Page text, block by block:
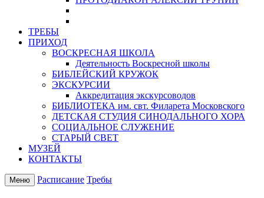
ТРЕБЫ
ПРИХОД
ВОСКРЕСНАЯ ШКОЛА
Деятельность Воскресной школы
БИБЛЕЙСКИЙ КРУЖОК
ЭКСКУРСИИ
Аккредитация экскурсоводов
БИБЛИОТЕКА им. свт. Филарета Московского
ДЕТСКАЯ СТУДИЯ СИНОДАЛЬНОГО ХОРА
СОЦИАЛЬНОЕ СЛУЖЕНИЕ
СТАРЫЙ СВЕТ
МУЗЕЙ
КОНТАКТЫ
Меню Расписание Требы